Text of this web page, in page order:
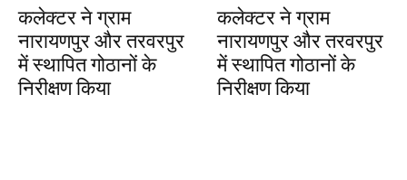
कलेक्टर ने ग्राम
नारायणपुर और तरवरपुर
में स्थापित गोठानों के
निरीक्षण किया
कलेक्टर ने ग्राम
नारायणपुर और तरवरपुर
में स्थापित गोठानों के
निरीक्षण किया